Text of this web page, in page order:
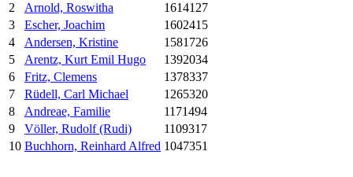
2
Arnold, Roswitha
1614127
3
Escher, Joachim
1602415
4
Andersen, Kristine
1581726
5
Arentz, KurtEmil Hugo
1392034
6
Fritz, Clemens
1378337
7
Rüdell, Carl Michael
1265320
8
Andreae, Familie
1171494
9
Völler, Rudolf (Rudi)
1109317
10 Buchhorn, Reinhard Alfred 1047351